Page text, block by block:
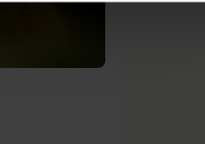
i både